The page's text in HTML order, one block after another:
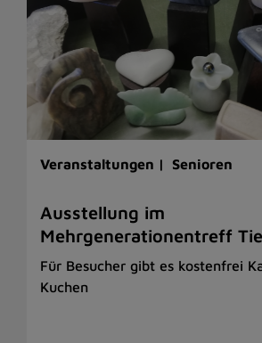
Veranstaltungen | Senioren
Ausstellung im
Mehrgenerationentreff
Für Besucher gibt es kostenfrei
Kuchen